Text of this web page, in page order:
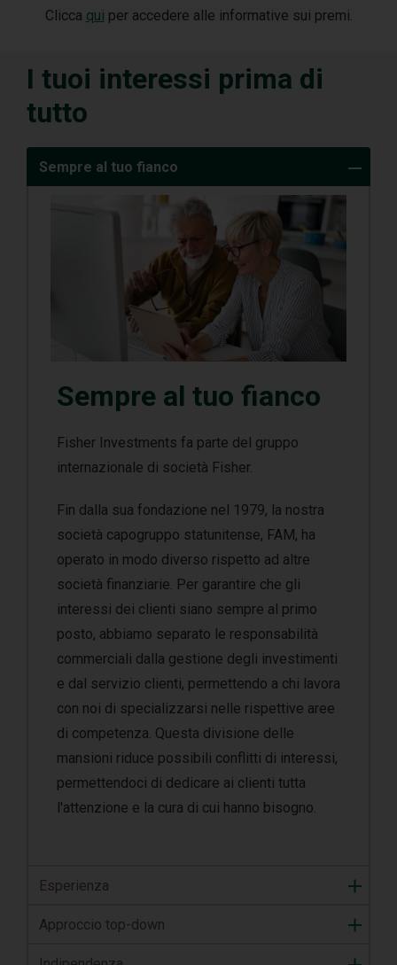
Clicca qui per accedere alle informative sui premi.
I tuoi interessi prima di
tutto
Sempre al tuo fianco
Sempre al tuo fianco
Fisher Investments fa parte del gruppo
internazionale di società Fisher.
Fin dalla sua fondazione nel 1979, la nostra
società capogruppo statunitense, FAM, ha
operato in modo diverso rispetto ad altre
società finanziarie. Per garantire che gli
interessi dei clienti siano sempre al primo
posto, abbiamo separato le responsabilità
commerciali dalla gestione degli investimenti
e dal servizio clienti, permettendo a chi lavora
con noi di specializzarsi nelle rispettive aree
di competenza. Questa divisione delle
mansioni riduce possibili conflitti di interessi,
permettendoci di dedicare ai clienti tutta
l'attenzione e la cura di cui hanno bisogno.
Esperienza
Approccio top-down